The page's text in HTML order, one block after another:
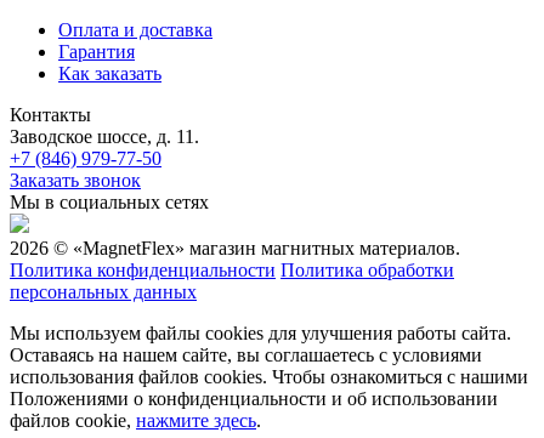
Оплата и доставка
Гарантия
Как заказать
Контакты
Заводское шоссе, д. 11.
+7 (846) 979-77-50
Заказать звонок
Мы в социальных сетях
2026 © «MagnetFlex» магазин магнитных материалов.
Политика конфиденциальности Политика обработки
персональных данных
Мы используем файлы cookies для улучшения работы сайта.
Оставаясь на нашем сайте, вы соглашаетесь с условиями
использования файлов cookies. Чтобы ознакомиться с нашими
Положениями о конфиденциальности и об использовании
файлов cookie, нажмите здесь.